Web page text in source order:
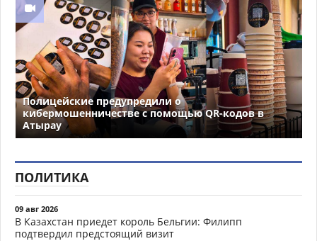
Полицейские предупредили о
кибермошенничестве с помощью QR-кодов в
Атырау
ПОЛИТИКА
09 авг 2026
В Казахстан приедет король Бельгии: Филипп
подтвердил предстоящий визит